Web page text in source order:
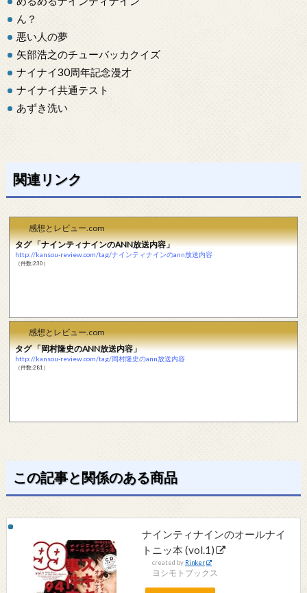
ん？
悪い人の夢
矢部浩之のチューバッカクイズ
ナイナイ30周年記念漫才
ナイナイ共通テスト
あずき洗い
関連リンク
感想とレビュー.com
タグ 「ナインティナインのANN放送内容」
http://kansou-review.com/tag/ナインティナインのann放送内容
（件数:230）
感想とレビュー.com
タグ 「岡村隆史のANN放送内容」
http://kansou-review.com/tag/岡村隆史のann放送内容
（件数:281）
この記事と関係のある商品
ナインティナインのオールナイ
トニッ本 (vol.1)
created by Rinker
ヨシモトブックス